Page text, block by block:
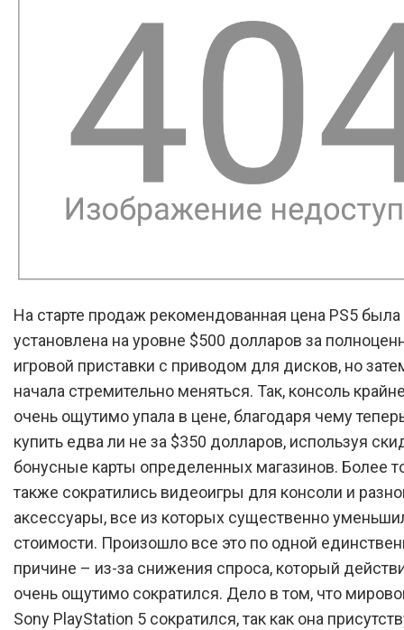
На старте продаж рекомендованная цена PS5 была
установлена на уровне $500 долларов за
игровой приставки с приводом для дисков, но
начала стремительно меняться. Так, консоль
очень ощутимо упала в цене, благодаря чему
купить едва ли не за $350 долларов, используя
бонусные карты определенных магазинов. Более
также сократились видеоигры для консоли и
аксессуары, все из которых существенно
стоимости. Произошло все это по одной
причине – из-за снижения спроса, который
очень ощутимо сократился. Дело в том, что
Sony PlayStation 5 сократился, так как она